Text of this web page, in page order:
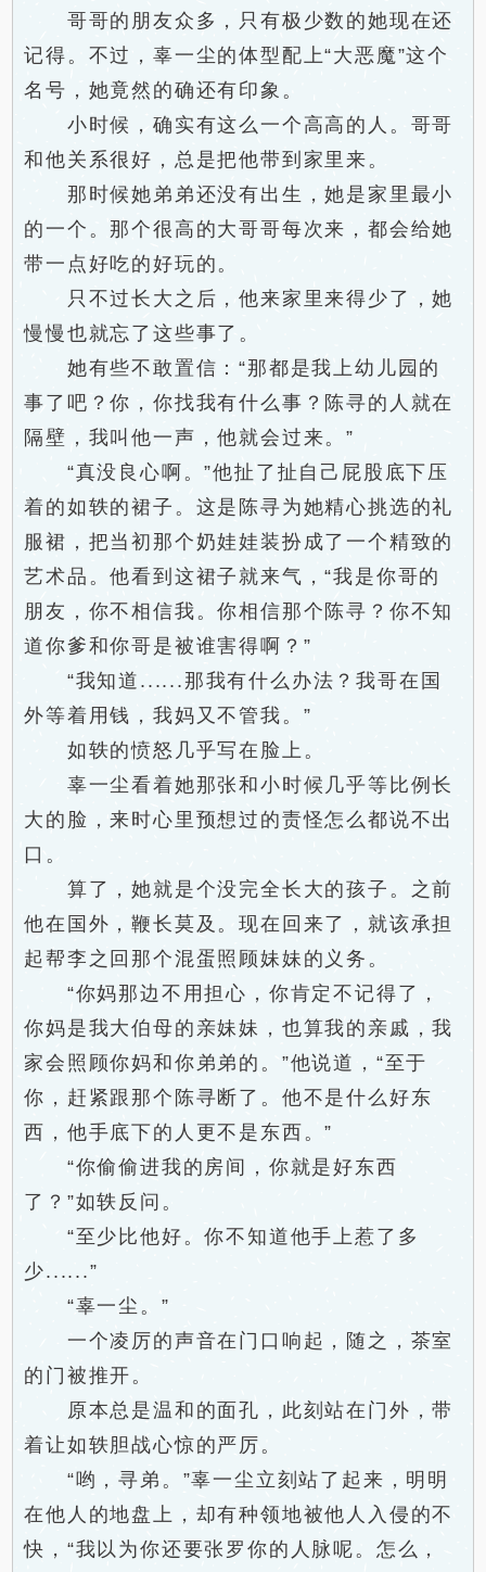
哥哥的朋友众多，只有极少数的她现在还
记得。不过，辜一尘的体型配上“大恶魔”这个
名号，她竟然的确还有印象。
小时候，确实有这么一个高高的人。哥哥
和他关系很好，总是把他带到家里来。
那时候她弟弟还没有出生，她是家里最小
的一个。那个很高的大哥哥每次来，都会给她
带一点好吃的好玩的。
只不过长大之后，他来家里来得少了，她
慢慢也就忘了这些事了。
她有些不敢置信：“那都是我上幼儿园的
事了吧？你，你找我有什么事？陈寻的人就在
隔壁，我叫他一声，他就会过来。”
“真没良心啊。”他扯了扯自己屁股底下压
着的如轶的裙子。这是陈寻为她精心挑选的礼
服裙，把当初那个奶娃娃装扮成了一个精致的
艺术品。他看到这裙子就来气，“我是你哥的
朋友，你不相信我。你相信那个陈寻？你不知
道你爹和你哥是被谁害得啊？”
“我知道......那我有什么办法？我哥在国
外等着用钱，我妈又不管我。”
如轶的愤怒几乎写在脸上。
辜一尘看着她那张和小时候几乎等比例长
大的脸，来时心里预想过的责怪怎么都说不出
口。
算了，她就是个没完全长大的孩子。之前
他在国外，鞭长莫及。现在回来了，就该承担
起帮李之回那个混蛋照顾妹妹的义务。
“你妈那边不用担心，你肯定不记得了，
你妈是我大伯母的亲妹妹，也算我的亲戚，我
家会照顾你妈和你弟弟的。”他说道，“至于
你，赶紧跟那个陈寻断了。他不是什么好东
西，他手底下的人更不是东西。”
“你偷偷进我的房间，你就是好东西
了？”如轶反问。
“至少比他好。你不知道他手上惹了多
少......”
“辜一尘。”
一个凌厉的声音在门口响起，随之，茶室
的门被推开。
原本总是温和的面孔，此刻站在门外，带
着让如轶胆战心惊的严厉。
“哟，寻弟。”辜一尘立刻站了起来，明明
在他人的地盘上，却有种领地被他人入侵的不
快，“我以为你还要张罗你的人脉呢。怎么，